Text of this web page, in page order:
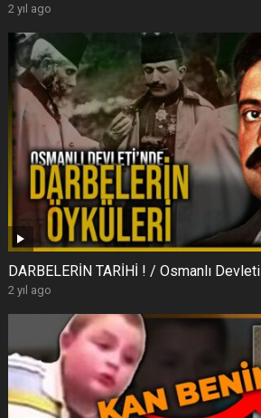
2 yıl ago
DARBELERİN TARİHİ ! / Osmanlı Devleti
2 yıl ago